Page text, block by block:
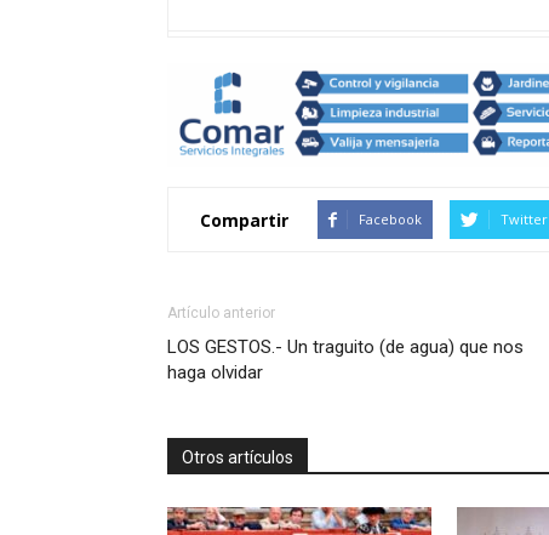
Compartir Facebook Twitter
Artículo anterior
LOS GESTOS.- Un traguito (de agua) que nos
haga olvidar
Otros artículos